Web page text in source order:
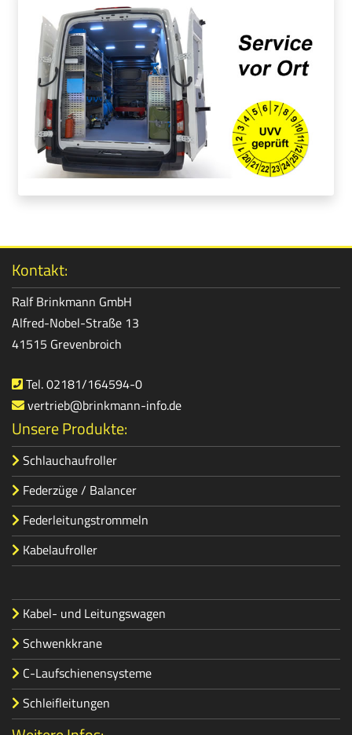
Kontakt:
Ralf Brinkmann GmbH
Alfred-Nobel-Straße 13
41515 Grevenbroich
Tel. 02181/164594-0
vertrieb@brinkmann-info.de
Unsere Produkte:
Schlauchaufroller
Federzüge / Balancer
Federleitungstrommeln
Kabelaufroller
Kabel- und Leitungswagen
Schwenkkrane
C-Laufschienensysteme
Schleifleitungen